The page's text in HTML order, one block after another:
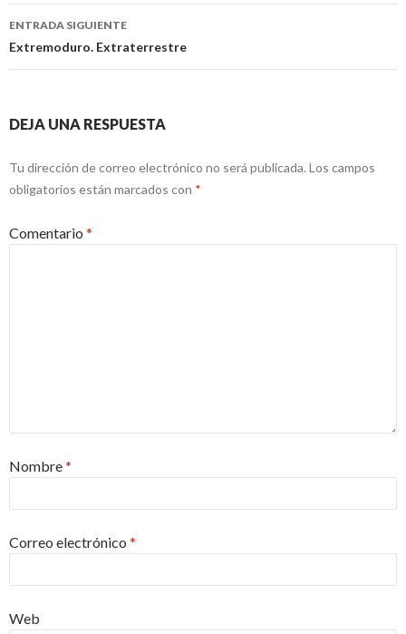
entradas
ENTRADA SIGUIENTE
Extremoduro. Extraterrestre
DEJA UNA RESPUESTA
Tu dirección de correo electrónico no será publicada. Los campos
obligatorios están marcados con *
Comentario *
Nombre*
Correo electrónico *
Web